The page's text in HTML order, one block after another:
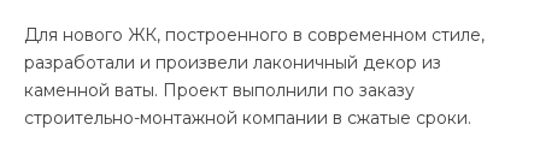
Для нового ЖК, построенного в современном стиле,
разработали и произвели лаконичный декор из
каменной ваты. Проект выполнили по заказу
строительно-монтажной компании в сжатые сроки.